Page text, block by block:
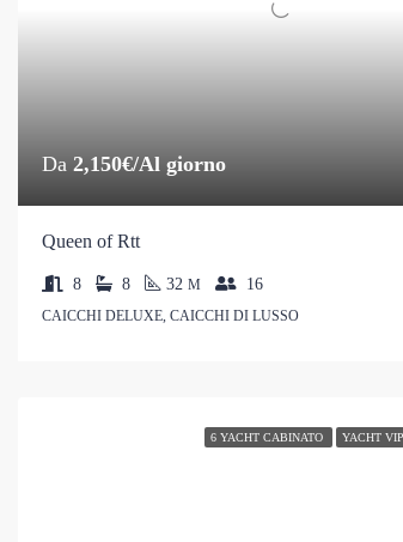
Da 2,150€/Al giorno
Queen of Rtt
8 8 32 M 16
CAICCHI DELUXE, CAICCHI DI LUSSO
6 YACHT CABINATO YACHT VIP